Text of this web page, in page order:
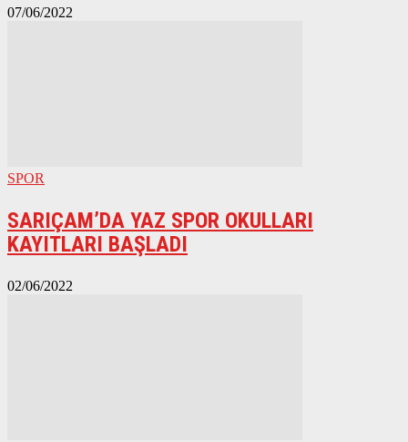
07/06/2022
SPOR
SARIÇAM’DA YAZ SPOR OKULLARI
KAYITLARI BAŞLADI
02/06/2022